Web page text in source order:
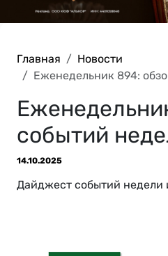
Главная
Новости
Еженедельник 894:
событий
14.10.2025
Дайджест событий недели